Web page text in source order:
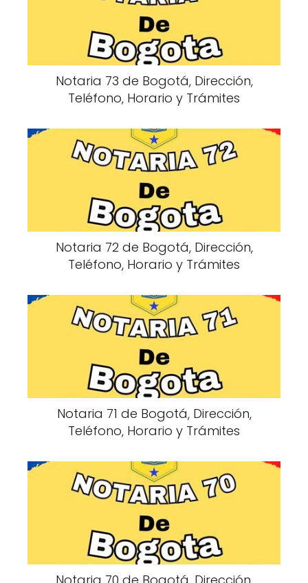
Notaria 73 de Bogotá, Dirección,
Teléfono, Horario y Trámites
Notaria 72 de Bogotá, Dirección,
Teléfono, Horario y Trámites
Notaria 71 de Bogotá, Dirección,
Teléfono, Horario y Trámites